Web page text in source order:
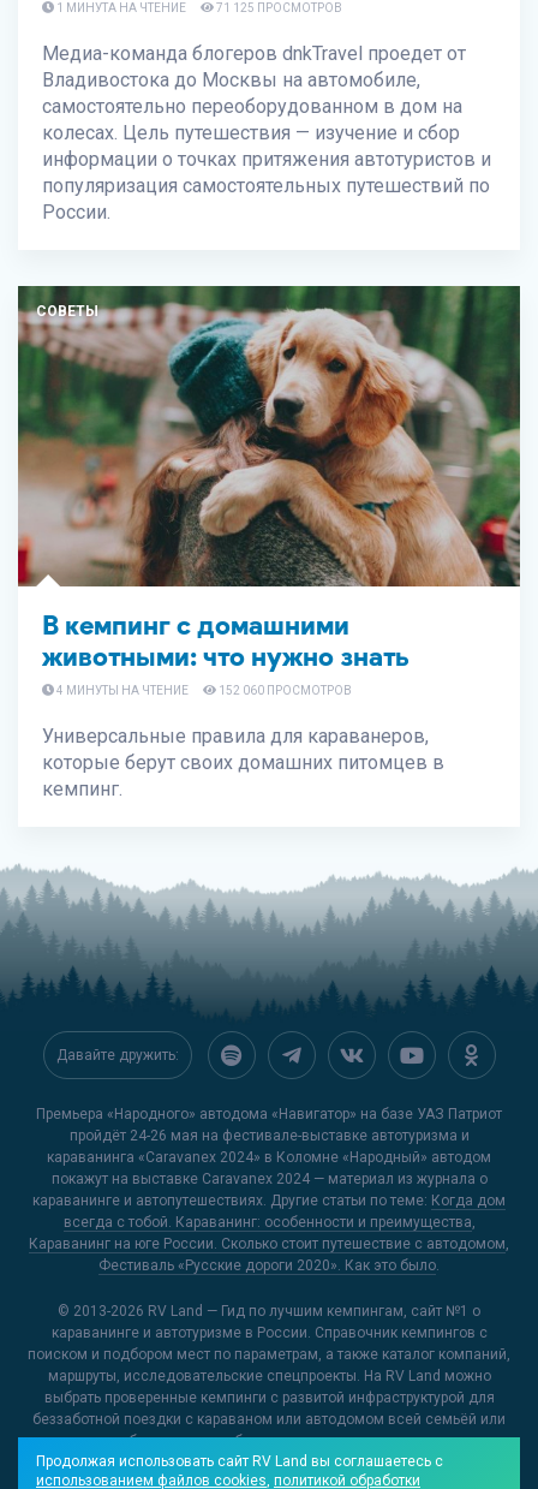
1 МИНУТА НА ЧТЕНИЕ 71 125 ПРОСМОТРОВ
Медиа-команда блогеров dnkTravel проедет от
Владивостока до Москвы на автомобиле,
самостоятельно переоборудованном в дом на
колесах. Цель путешествия — изучение и сбор
информации о точках притяжения автотуристов и
популяризация самостоятельных путешествий по
России.
СОВЕТЫ
В кемпинг с домашними
животными: что нужно знать
4 МИНУТЫ НА ЧТЕНИЕ 152 060 ПРОСМОТРОВ
Универсальные правила для караванеров,
которые берут своих домашних питомцев в
кемпинг.
Давайте дружить:
Премьера «Народного» автодома «Навигатор» на базе УАЗ Патриот
пройдёт 24-26 мая на фестивале-выставке автотуризма и
караванинга «Caravanex 2024» в Коломне «Народный» автодом
покажут на выставке Caravanex 2024 — материал из журнала о
караванинге и автопутешествиях. Другие статьи по теме: Когда дом
всегда с тобой. Караванинг: особенности и преимущества,
Караванинг на юге России. Сколько стоит путешествие с автодомом,
Фестиваль «Русские дороги 2020». Как это было.
© 2013-2026 RV Land — Гид по лучшим кемпингам, сайт №1 о
караванинге и автотуризме в России. Справочник кемпингов с
поиском и подбором мест по параметрам, а также каталог компаний,
маршруты, исследовательские спецпроекты. На RV Land можно
выбрать проверенные кемпинги с развитой инфраструктурой для
беззаботной поездки с караваном или автодомом всей семьёй или
открыть для себя новые и необычные места, куда можно отправиться
на отдых.
Продолжая использовать сайт RV Land вы соглашаетесь с
использованием файлов cookies, политикой обработки